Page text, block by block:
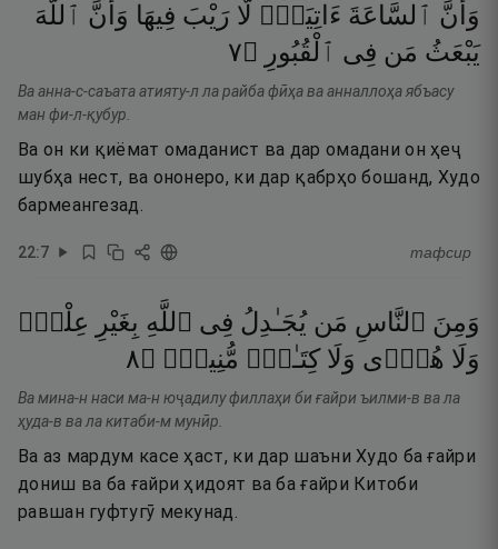
وَأَنَّ ٱلسَّاعَةَ ءَاتِيَةٌۭ لَّا رَيْبَ فِيهَا وَأَنَّ ٱللَّهَ
يَبْعَثُ مَن فِى ٱلْقُبُورِ ۝٧
Ва анна-с-саъата атияту-л ла райба фӣҳа ва анналлоҳа ябъасу
ман фи-л-қубур.
Ва он ки қиёмат омаданист ва дар омадани он ҳеҷ
шубҳа нест, ва ононеро, ки дар қабрҳо бошанд, Худо
бармеангезад.
22:7 тафсир
وَمِنَ ٱلنَّاسِ مَن يُجَـٰدِلُ فِى ٱللَّهِ بِغَيْرِ عِلْمٍۢ
وَلَا هُدًۭى وَلَا كِتَـٰبٍۢ مُّنِيرٍۢ ۝٨
Ва мина-н наси ма-н юҷадилу филлаҳи би ғайри ъилми-в ва ла
ҳуда-в ва ла китаби-м мунӣр.
Ва аз мардум касе ҳаст, ки дар шаъни Худо ба ғайри
дониш ва ба ғайри ҳидоят ва ба ғайри Китоби
равшан гуфтугӯ мекунад.